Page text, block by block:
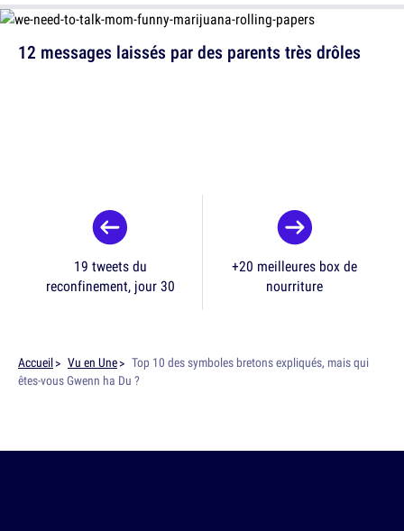
12 messages laissés par des parents très drôles
19 tweets du
reconfinement, jour 30
+20 meilleures box de
nourriture
Accueil Vu en Une
Top 10 des symboles bretons expliqués, mais qui
êtes-vous Gwenn ha Du ?